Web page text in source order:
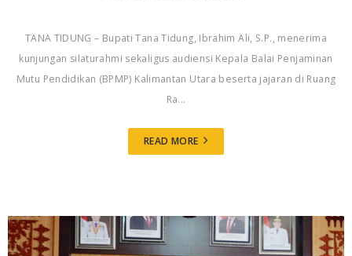
TANA TIDUNG – Bupati Tana Tidung, Ibrahim Ali, S.P., menerima
kunjungan silaturahmi sekaligus audiensi Kepala Balai Penjaminan
Mutu Pendidikan (BPMP) Kalimantan Utara beserta jajaran di Ruang
Ra...
READ MORE